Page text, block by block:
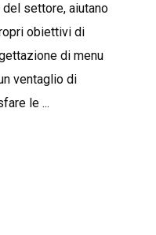
settore, aiutano
obiettivi di
di menu
ventaglio di
le